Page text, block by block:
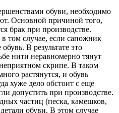
обуви, необходимо
Основной причиной того,
брак при производстве.
том случае, если сапожник
В результате это
нити неравномерно тянут
скрипе. В таком
растянутся, и обувь
хуже дело обстоит с еще
допустить при производстве.
частиц (песка, камешков,
обуви. В этом случае